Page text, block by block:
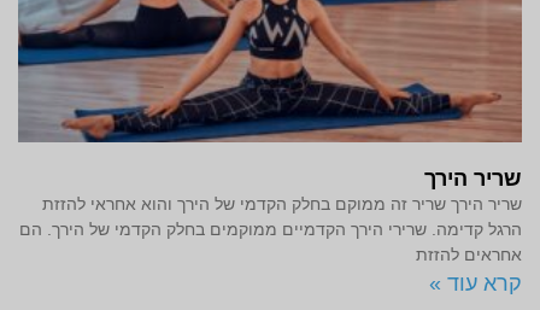
שריר הירך
שריר הירך שריר זה ממוקם בחלק הקדמי של הירך והוא אחראי להזזת
הרגל קדימה. שרירי הירך הקדמיים ממוקמים בחלק הקדמי של הירך. הם
אחראים להזזת
קרא עוד »